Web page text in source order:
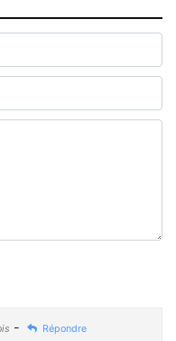
- Répondre